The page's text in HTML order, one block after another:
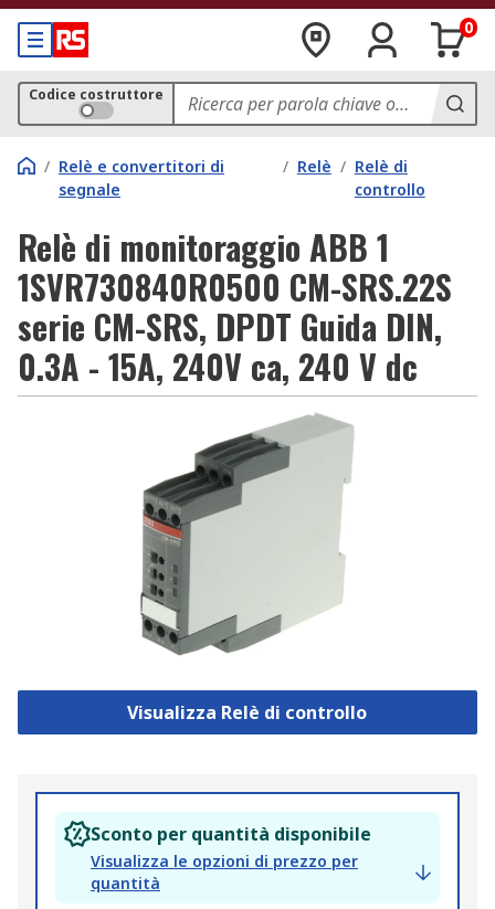
0
Codice costruttore
/ Relè e convertitori di
segnale
/ Relè / Relè di
controllo
Relè di monitoraggio ABB 1
1SVR730840R0500 CM-SRS.22S
serie CM-SRS, DPDT Guida DIN,
0.3A - 15A, 240V ca, 240 V dc
Visualizza Relè di controllo
Sconto per quantità disponibile
Visualizza le opzioni di prezzo per
quantità